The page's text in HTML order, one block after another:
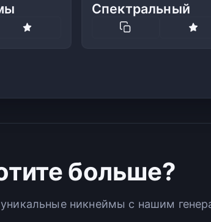
Спектральный
больше?
никнеймы с нашим